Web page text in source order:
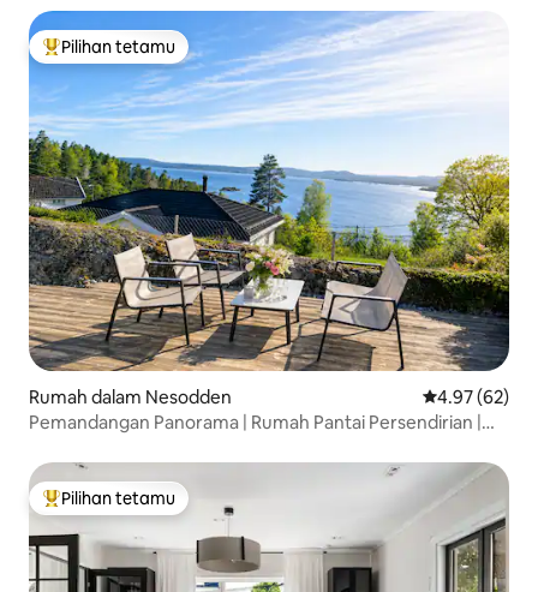
Pilihan utama tetamu
Pilihan tetamu
Rumah dalam Nesodden Penarafan
4.97 (62)
Pemandangan Panorama | Rumah Pantai Persendirian |
Pilihan utama tetamu
Pilihan tetamu